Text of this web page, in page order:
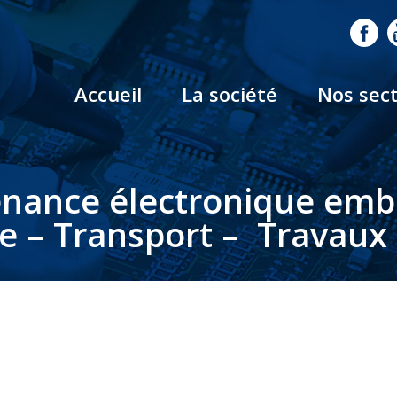
Accueil La société Nos
électronique
– Transport –